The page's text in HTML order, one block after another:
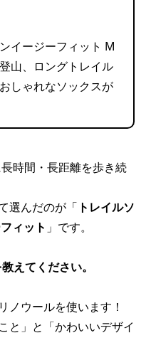
イージーフィット M
山、ロングトレイル
しゃれなソックスが
時間・長距離を歩き続
選んだのが「 トレイルソ
ィット 」です。
えてください。
ノウールを使います！
と」と「かわいいデザイ